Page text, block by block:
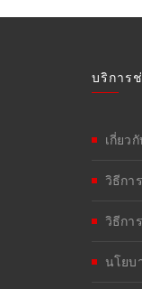
บริการ
เกี่ยวกั
วิธีกา
วิธีกา
นโยบ